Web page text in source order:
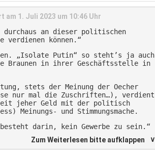
am 1. Juli 2023 um 10:46 Uhr
durchaus an dieser politischen
verdienen können.“
„Isolate Putin“ so steht’s ja auch
Braunen in ihrer Geschäftsstelle in
stets der Meinung der Oecher
nur mal die Zuschriften…), verdient
jeher Geld mit der politisch
Meinungs- und Stimmungsmache.
darin, kein Gewerbe zu sein.“
Zum Weiterlesen bitte aufklappen ∨